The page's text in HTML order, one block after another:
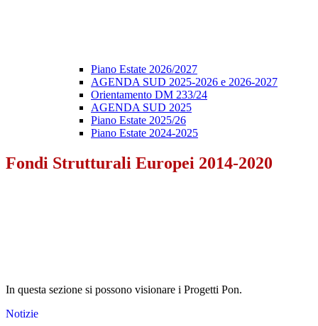
Piano Estate 2026/2027
AGENDA SUD 2025-2026 e 2026-2027
Orientamento DM 233/24
AGENDA SUD 2025
Piano Estate 2025/26
Piano Estate 2024-2025
Fondi Strutturali Europei 2014-2020
In questa sezione si possono visionare i Progetti Pon.
Notizie